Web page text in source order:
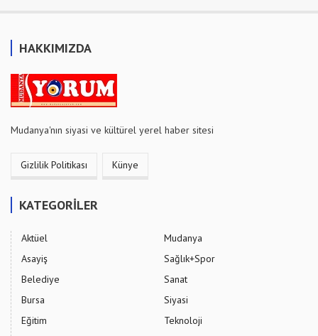
HAKKIMIZDA
Mudanya'nın siyasi ve kültürel yerel haber sitesi
Gizlilik Politikası Künye
KATEGORİLER
Aktüel
Asayiş
Belediye
Bursa
Eğitim
Mudanya
Sağlık+Spor
Sanat
Siyasi
Teknoloji